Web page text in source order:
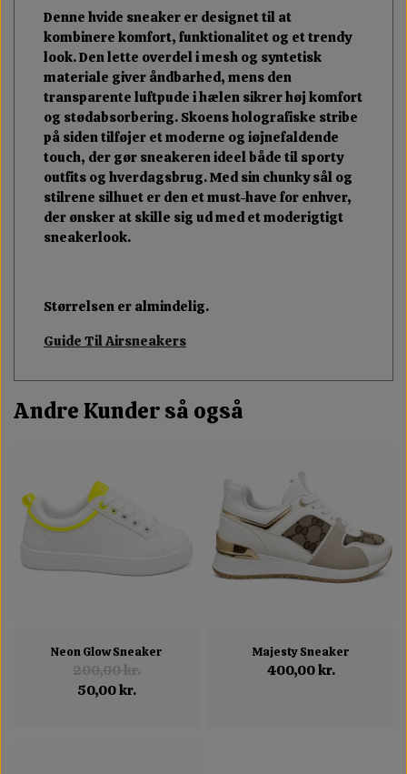
Denne hvide sneaker er designet til at
kombinere komfort, funktionalitet og et trendy
look. Den lette overdel i mesh og syntetisk
materiale giver åndbarhed, mens den
transparente luftpude i hælen sikrer høj komfort
og stødabsorbering. Skoens holografiske stribe
på siden tilføjer et moderne og iøjnefaldende
touch, der gør sneakeren ideel både til sporty
outfits og hverdagsbrug. Med sin chunky sål og
stilrene silhuet er den et must-have for enhver,
der ønsker at skille sig ud med et moderigtigt
sneakerlook.
Størrelsen er almindelig.
Guide Til Airsneakers
Andre Kunder så også
Neon Glow Sneaker
200,00 kr.
50,00 kr.
Majesty Sneaker
400,00 kr.